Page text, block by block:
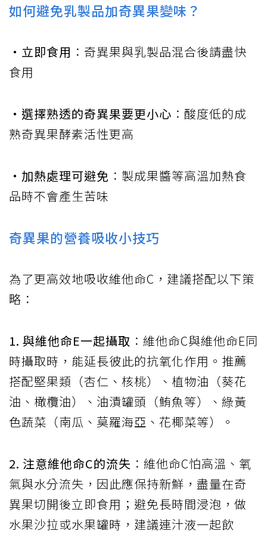
如何避免乳製品加奇異果變味？
‧立即食用 ：奇異果與乳製品混合後請盡快
食用
‧選擇熟透的奇異果要更小心 ：酸度低的成
熟奇異果酵素活性更高
‧加熱處理可避免 ：製成果醬等高溫加熱食
品時不會產生苦味
奇異果的營養吸收小技巧
為了更高效地吸收維他命C，建議搭配以下策
略：
1. 與維他命E一起攝取 ：維他命C與維他命E同
時攝取時，能延長彼此的抗氧化作用。推薦
搭配堅果類（杏仁、核桃）、植物油（葵花
油、橄欖油）、油漬罐頭（鮪魚等）、綠黃
色蔬菜（南瓜、莫羅海亞、花椰菜等）。
2. 注意維他命C的流失 ：維他命C怕高溫、氧
氣與水分流失，因此應保持新鮮，盡量在奇
異果切開後立即食用；避免長時間浸泡，做
水果沙拉或水果罐時，建議連汁液一起飲